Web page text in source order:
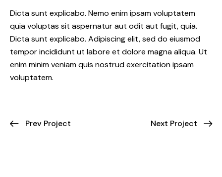
Dicta sunt explicabo. Nemo enim ipsam voluptatem
quia voluptas sit aspernatur aut odit aut fugit, quia.
Dicta sunt explicabo. Adipiscing elit, sed do eiusmod
tempor incididunt ut labore et dolore magna aliqua. Ut
enim minim veniam quis nostrud exercitation ipsam
voluptatem.
Prev Project Next Project